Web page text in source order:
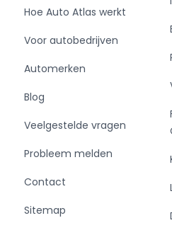
Prijzen zijn (tenzij anders
U vindt ons midden in
centraal gelegen aan de
uitstekend te bereiken. Wij
het vinden van een
aansluit op uw specifieke
merken zoals onder
Mercedes-Benz, Opel,
Hoe Auto Atlas werkt
Voor autobedrijven
Automerken
Blog
Veelgestelde vragen
Probleem melden
Contact
Sitemap